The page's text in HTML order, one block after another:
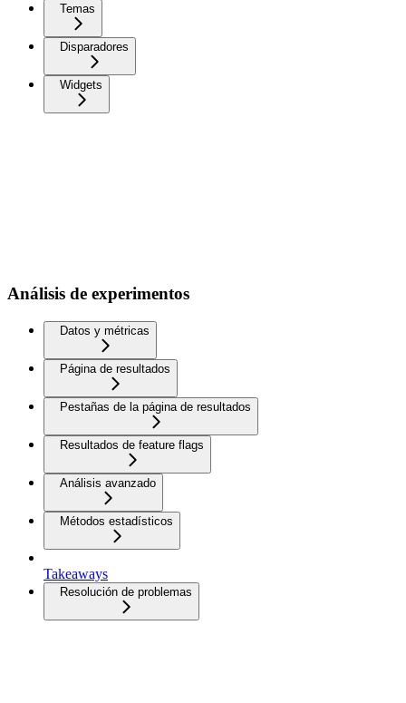
Temas
Disparadores
Widgets
Análisis de experimentos
Datos y métricas
Página de resultados
Pestañas de la página de resultados
Resultados de feature flags
Análisis avanzado
Métodos estadísticos
Takeaways
Resolución de problemas